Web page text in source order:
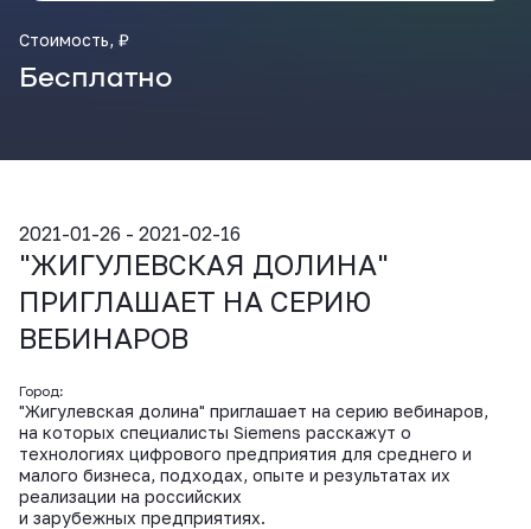
Стоимость, ₽
Бесплатно
2021-01-26 - 2021-02-16
"ЖИГУЛЕВСКАЯ ДОЛИНА"
ПРИГЛАШАЕТ НА СЕРИЮ
ВЕБИНАРОВ
Город:
"Жигулевская долина" приглашает на серию вебинаров,
на которых специалисты Siemens расскажут о
технологиях цифрового предприятия для среднего и
малого бизнеса, подходах, опыте и результатах их
реализации на российских
и зарубежных предприятиях.